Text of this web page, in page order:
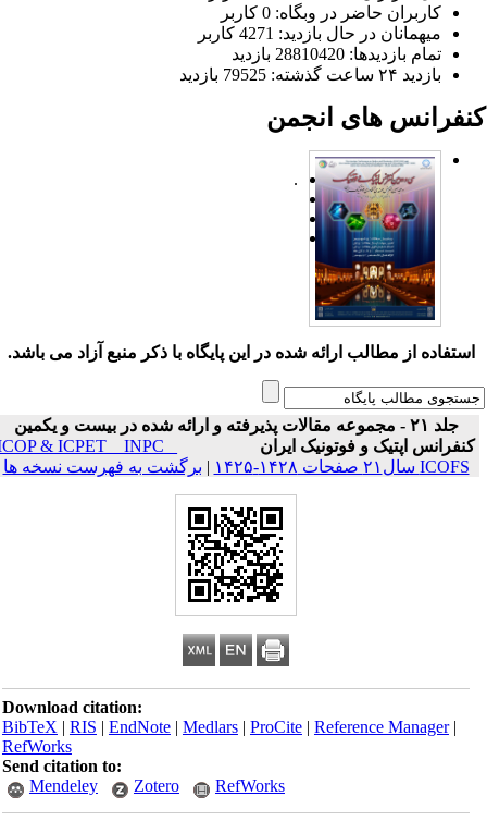
کاربران حاضر در وبگاه: 0 کاربر
میهمانان در حال بازدید: 4271 کاربر
تمام بازدید‌ها: 28810420 بازدید
بازدید ۲۴ ساعت گذشته: 79525 بازدید
های انجمن
.
استفاده از مطالب ارائه شده در این پایگاه با ذکر منبع آزاد می باشد.
جلد ۲۱ - مجموعه مقالات پذیرفته و ارائه شده در بیست و یکمین
کنفرانس اپتیک و فوتونیک ایران
ICOP & ICPET _ INPC _
ICOFS سال۲۱ صفحات ۱۴۲۸-۱۴۲۵
| برگشت به فهرست نسخه ها
Download citation:
BibTeX|RIS|EndNote|Medlars|ProCite|Reference Manager
RefWorks
Send citation to:
Mendeley
Zotero RefWorks